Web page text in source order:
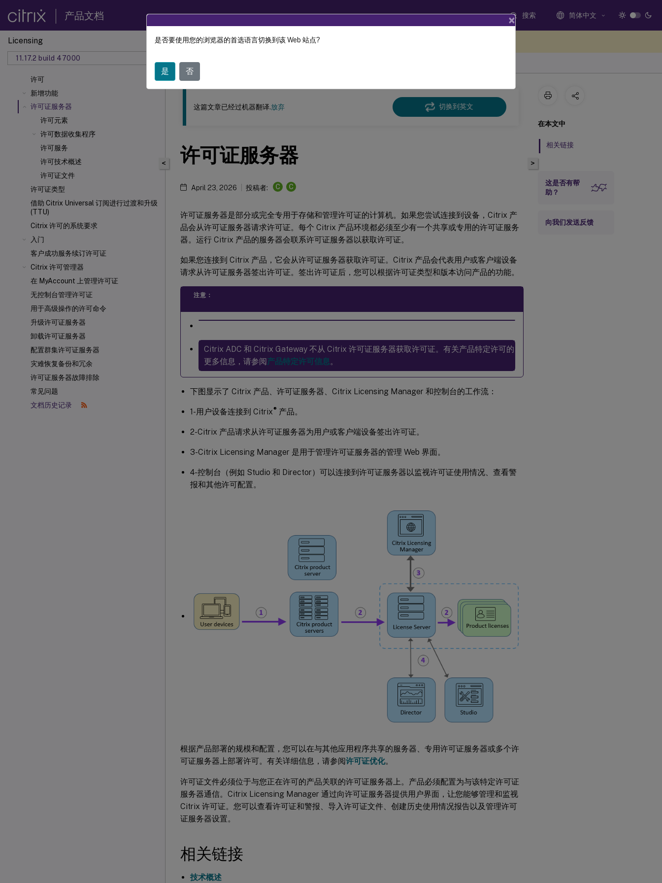
产品文档 搜索 简体中文
Licensing
11.17.2 build 47000
许可
新增功能
许可证服务器
许可元素
许可数据收集程序
许可服务
许可技术概述
许可证文件
许可证类型
借助 Citrix Universal 订阅进行过渡和升级
(TTU)
Citrix 许可的系统要求
入门
客户成功服务续订许可证
Citrix 许可管理器
在 MyAccount 上管理许可证
无控制台管理许可证
用于高级操作的许可命令
升级许可证服务器
卸载许可证服务器
配置群集许可证服务器
灾难恢复备份和冗余
许可证服务器故障排除
常见问题
文档历史记录
此内容已经过机器动态翻译。
<
这篇文章已经过机器翻译.放弃 切换到英文
许可证服务器
April 23, 2026 投稿者: C C
许可证服务器是部分或完全专用于存储和管理许可证的计算机。如果您尝试连接到设备，Citrix 产
品会从许可证服务器请求许可证。每个 Citrix 产品环境都必须至少有一个共享或专用的许可证服务
器。运行 Citrix 产品的服务器会联系许可证服务器以获取许可证。
如果您连接到 Citrix 产品，它会从许可证服务器获取许可证。Citrix 产品会代表用户或客户端设备
请求从许可证服务器签出许可证。签出许可证后，您可以根据许可证类型和版本访问产品的功能。
注意：
Citrix ADC 和 Citrix Gateway 不从 Citrix 许可证服务器获取许可证。有关产品特定许可的
更多信息，请参阅产品特定许可信息。
下图显示了 Citrix 产品、许可证服务器、Citrix Licensing Manager 和控制台的工作流：
1-用户设备连接到 Citrix® 产品。
2-Citrix 产品请求从许可证服务器为用户或客户端设备签出许可证。
3-Citrix Licensing Manager 是用于管理许可证服务器的管理 Web 界面。
4-控制台（例如 Studio 和 Director）可以连接到许可证服务器以监视许可证使用情况、查看警
报和其他许可配置。
根据产品部署的规模和配置，您可以在与其他应用程序共享的服务器、专用许可证服务器或多个许
可证服务器上部署许可。有关详细信息，请参阅许可证优化。
许可证文件必须位于与您正在许可的产品关联的许可证服务器上。产品必须配置为与该特定许可证
服务器通信。Citrix Licensing Manager 通过向许可证服务器提供用户界面，让您能够管理和监视
Citrix 许可证。您可以查看许可证和警报、导入许可证文件、创建历史使用情况报告以及管理许可
证服务器设置。
相关链接
技术概述
>
在本文中
相关链接
这是否有帮
助？
向我们发送反馈
×
是否要使用您的浏览器的首选语言切换到该 Web 站点?
是 否